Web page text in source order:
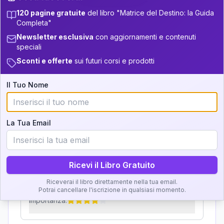
13.5-14 +4 9
14-16 11
16-17.5
+6 17
5
33.5-34
34-36
Zone della Matrice:
Analisi, Significato e
Interpretazione
Clicca su ogni zona per leggere la definizione e
Zona del Ritratto
Importanza:
Karma Genitore-Figlio
Importanza:
120 pagine gratuite del libro "Matrice del Destino: la Guida
Completa"
Newsletter esclusiva con aggiornamenti e contenuti
speciali
Sconti e offerte sui futuri corsi e prodotti
Il Tuo Nome
La Tua Email
Ricevi il Libro Gratuito
Riceverai il libro direttamente nella tua email.
Potrai cancellare l'iscrizione in qualsiasi momento.